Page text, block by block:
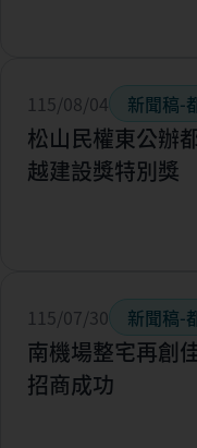
115/08/04 新聞稿-
松山民權東公辦
越建設獎特別獎
115/07/30 新聞稿-
南機場整宅再創
招商成功